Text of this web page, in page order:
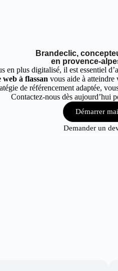
Brandeclic,
en provence-
en plus digitalisé, il est essentiel
web à flassan vous aide à
de référencement adaptée,
Contactez-nous dès aujourd’hui
Démarrer
Demander un